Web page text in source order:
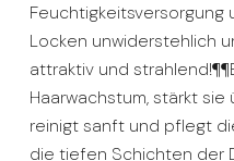
Feuchtigkeitsversorgung
Locken unwiderstehlich
attraktiv und
Haarwachstum, stärkt
reinigt sanft und pflegt
die tiefen Schichten der